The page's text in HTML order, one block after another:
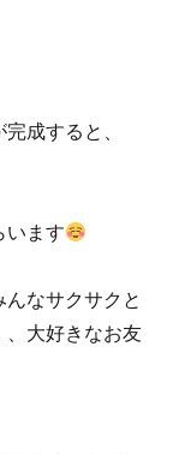
成すると、
います
なサクサクと
、大好きなお友